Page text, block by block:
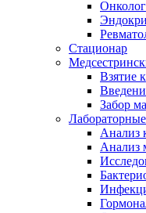
Онколог
Стационар
Взятие
Забор
Анализ
Анализ